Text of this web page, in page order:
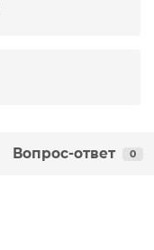
Вопрос-ответ 0